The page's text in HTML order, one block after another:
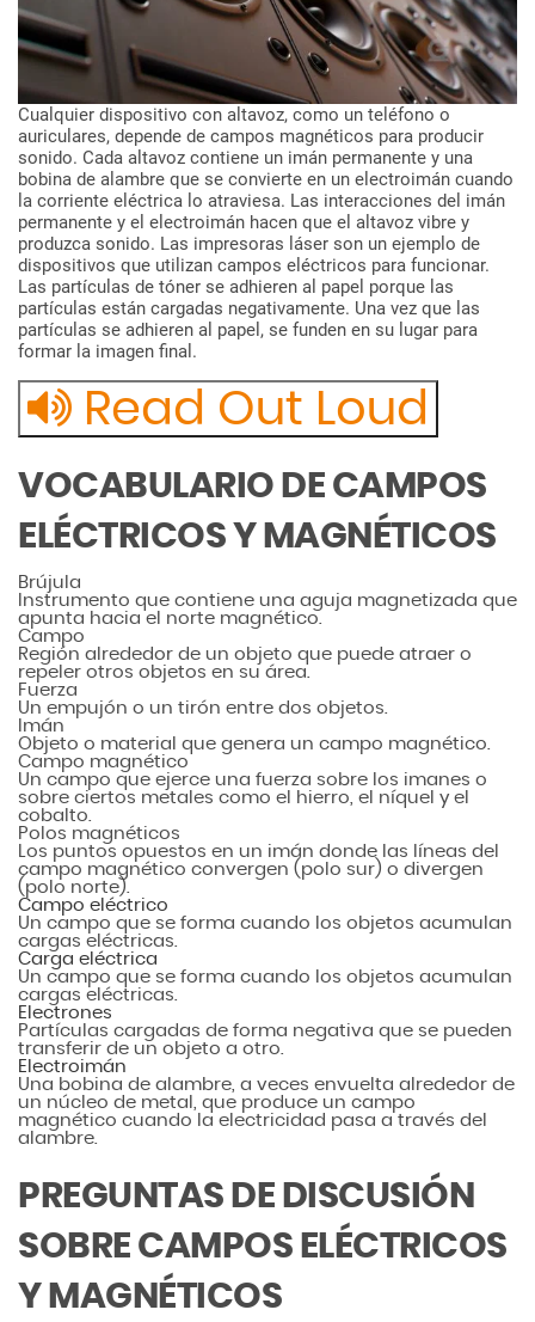
Cualquier dispositivo con altavoz, como un teléfono o
auriculares, depende de campos magnéticos para producir
sonido. Cada altavoz contiene un imán permanente y una
bobina de alambre que se convierte en un electroimán cuando
la corriente eléctrica lo atraviesa. Las interacciones del imán
permanente y el electroimán hacen que el altavoz vibre y
produzca sonido. Las impresoras láser son un ejemplo de
dispositivos que utilizan campos eléctricos para funcionar.
Las partículas de tóner se adhieren al papel porque las
partículas están cargadas negativamente. Una vez que las
partículas se adhieren al papel, se funden en su lugar para
formar la imagen final.
Read Out Loud
VOCABULARIO DE CAMPOS
ELÉCTRICOS Y MAGNÉTICOS
Brújula
Instrumento que contiene una aguja magnetizada que
apunta hacia el norte magnético.
Campo
Región alrededor de un objeto que puede atraer o
repeler otros objetos en su área.
Fuerza
Un empujón o un tirón entre dos objetos.
Imán
Objeto o material que genera un campo magnético.
Campo magnético
Un campo que ejerce una fuerza sobre los imanes o
sobre ciertos metales como el hierro, el níquel y el
cobalto.
Polos magnéticos
Los puntos opuestos en un imán donde las líneas del
campo magnético convergen (polo sur) o divergen
(polo norte).
Campo eléctrico
Un campo que se forma cuando los objetos acumulan
cargas eléctricas.
Carga eléctrica
Un campo que se forma cuando los objetos acumulan
cargas eléctricas.
Electrones
Partículas cargadas de forma negativa que se pueden
transferir de un objeto a otro.
Electroimán
Una bobina de alambre, a veces envuelta alrededor de
un núcleo de metal, que produce un campo
magnético cuando la electricidad pasa a través del
alambre.
PREGUNTAS DE DISCUSIÓN
SOBRE CAMPOS ELÉCTRICOS
Y MAGNÉTICOS